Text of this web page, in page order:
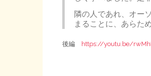
隣の人であれ、オー
まることに、あらた
後編 https://youtu.be/